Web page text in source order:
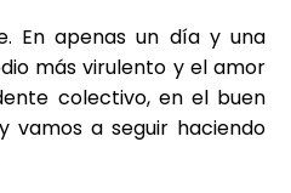
En apenas un día y una
más virulento y el amor
colectivo, en el buen
vamos a seguir haciendo